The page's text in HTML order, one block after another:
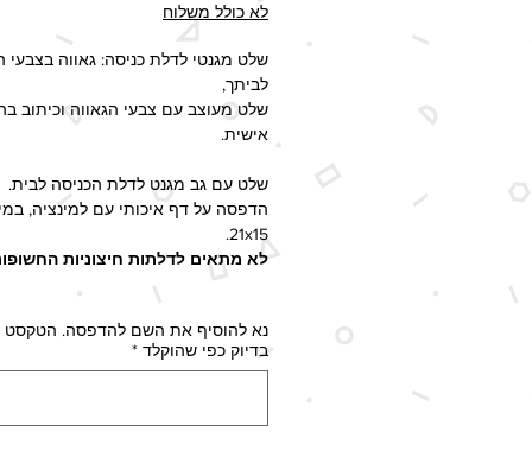
לא כולל משלוח
שלט מגנטי לדלת כניסה: גאווה
לביתך,
שלט מעוצב עם צבעי הגאווה וכיתוב
אישית.
שלט עם גב מגנט לדלת הכניסה לבית.
הדפסה על דף איכותי עם למינציה,
21x15.
לא מתאים לדלתות חיצוניות
השם יודפס בדיוק כפי שהוקלד.
נא להוסיף את השם להדפסה. הטקסט
בדיוק כפי שהוקלד *